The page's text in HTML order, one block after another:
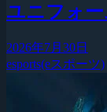
ユニフォ
2026年7月30日
esports(eスポーツ)